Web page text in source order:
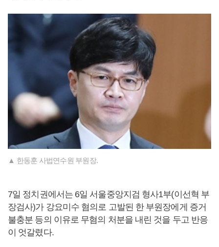
▲ 한동훈 사법연수원 부원장.
7일 정치권에서는 6일 서울중앙지검 형사1부(이선혁 부
장검사)가 강요미수 혐의로 고발된 한 부원장에게 증거
불충분 등의 이유로 무혐의 처분을 내린 것을 두고 반응
이 엇갈렸다.